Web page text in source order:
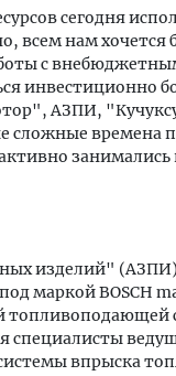
сегодня
всем нам хочется
с
инвестиционно
АЗПИ,
сложные времена
изделий" (АЗПИ)
маркой BOSCH
специалисты
впрыска